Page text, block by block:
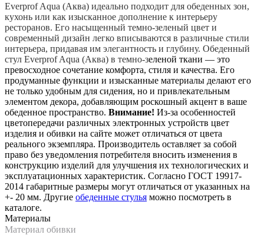
Everprof Aqua (Аква) идеально подходит для обеденных зон,
кухонь или как изысканное дополнение к интерьеру
ресторанов. Его насыщенный темно-зеленый цвет и
современный дизайн легко вписываются в различные стили
интерьера, придавая им элегантность и глубину. Обеденный
стул Everprof Aqua (Аква) в темно-зеленой ткани — это
превосходное сочетание комфорта, стиля и качества. Его
продуманные функции и изысканные материалы делают его
не только удобным для сидения, но и привлекательным
элементом декора, добавляющим роскошный акцент в ваше
обеденное пространство. Внимание! Из-за особенностей
цветопередачи различных электронных устройств цвет
изделия и обивки на сайте может отличаться от цвета
реального экземпляра. Производитель оставляет за собой
право без уведомления потребителя вносить изменения в
конструкцию изделий для улучшения их технологических и
эксплуатационных характеристик. Согласно ГОСТ 19917-
2014 габаритные размеры могут отличаться от указанных на
+- 20 мм. Другие обеденные стулья можно посмотреть в
каталоге.
Материалы
Материал обивки